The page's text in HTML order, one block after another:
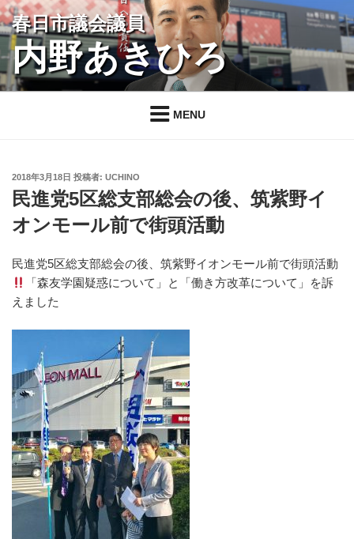
コ
ン
ツ
春日市議会議員
内野あきひろ
MENU
投
稿
日:
2018年3月18日 投稿者: UCHINO
民進党5区総支部総会の後、筑紫野イ
オンモール前で街頭活動
民進党5区総支部総会の後、筑紫野イオンモール前で街頭活動
「森友学園疑惑について」と「働き方改革について」を訴
えました